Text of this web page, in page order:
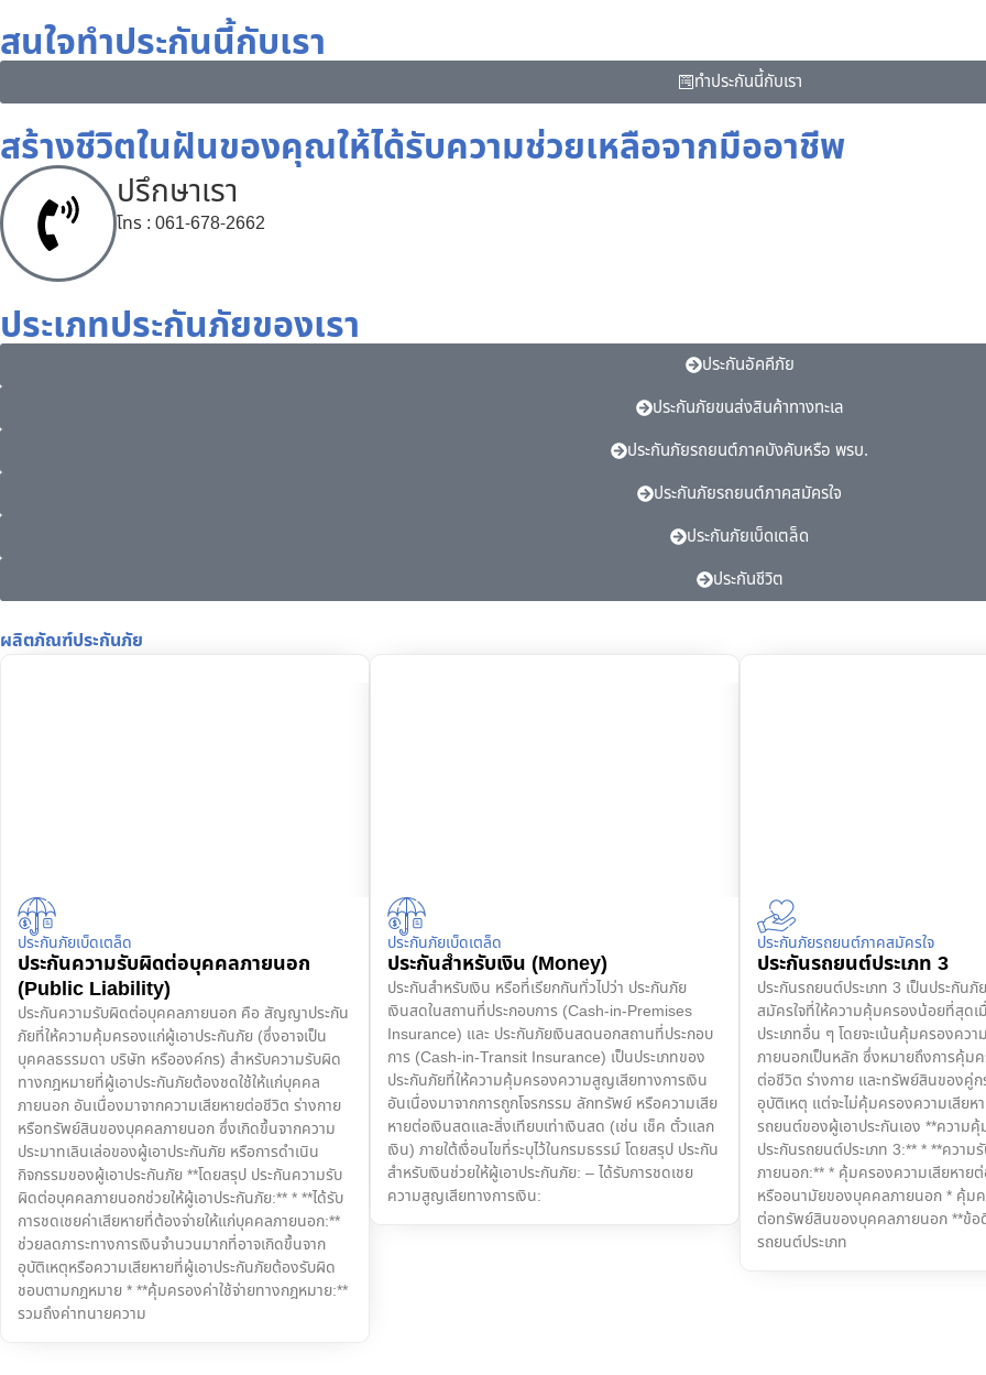
สนใจทําประกันนี้กับเรา
ทําประกันนี้กับเรา
สร้างชีวิตในฝันของคุณให้ได้รับความช่วยเหลือจากมืออาชีพ
ปรึกษาเรา
โทร : 061-678-2662
ประเภทประกันภัยของเรา
ประกันอัคคีภัย
ประกันภัยขนส่งสินค้าทางทะเล
ประกันภัยรถยนต์ภาคบังคับหรือ พรบ.
ประกันภัยรถยนต์ภาคสมัครใจ
ประกันภัยเบ็ดเตล็ด
ประกันชีวิต
ผลิตภัณฑ์ประกันภัย
ประกันภัยเบ็ดเตล็ด
ประกันความรับผิดต่อบุคคลภายนอก
(Public Liability)
ประกันความรับผิดต่อบุคคลภายนอก คือ สัญญาประกัน
ภัยที่ให้ความคุ้มครองแก่ผู้เอาประกันภัย (ซึ่งอาจเป็น
บุคคลธรรมดา บริษัท หรือองค์กร) สำหรับความรับผิด
ทางกฎหมายที่ผู้เอาประกันภัยต้องชดใช้ให้แก่บุคคล
ภายนอก อันเนื่องมาจากความเสียหายต่อชีวิต ร่างกาย
หรือทรัพย์สินของบุคคลภายนอก ซึ่งเกิดขึ้นจากความ
ประมาทเลินเล่อของผู้เอาประกันภัย หรือการดำเนิน
กิจกรรมของผู้เอาประกันภัย **โดยสรุป ประกันความรับ
ผิดต่อบุคคลภายนอกช่วยให้ผู้เอาประกันภัย:** * **ได้รับ
การชดเชยค่าเสียหายที่ต้องจ่ายให้แก่บุคคลภายนอก:**
ช่วยลดภาระทางการเงินจำนวนมากที่อาจเกิดขึ้นจาก
อุบัติเหตุหรือความเสียหายที่ผู้เอาประกันภัยต้องรับผิด
ชอบตามกฎหมาย * **คุ้มครองค่าใช้จ่ายทางกฎหมาย:**
รวมถึงค่าทนายความ
ประกันภัยเบ็ดเตล็ด
ประกันสำหรับเงิน (Money)
ประกันสำหรับเงิน หรือที่เรียกกันทั่วไปว่า ประกันภัย
เงินสดในสถานที่ประกอบการ (Cash-in-Premises
Insurance) และ ประกันภัยเงินสดนอกสถานที่ประกอบ
การ (Cash-in-Transit Insurance) เป็นประเภทของ
ประกันภัยที่ให้ความคุ้มครองความสูญเสียทางการเงิน
อันเนื่องมาจากการถูกโจรกรรม ลักทรัพย์ หรือความเสีย
หายต่อเงินสดและสิ่งเทียบเท่าเงินสด (เช่น เช็ค ตั๋วแลก
เงิน) ภายใต้เงื่อนไขที่ระบุไว้ในกรมธรรม์ โดยสรุป ประกัน
สำหรับเงินช่วยให้ผู้เอาประกันภัย: – ได้รับการชดเชย
ความสูญเสียทางการเงิน:
ประกันภัยรถยนต์ภาคสมัครใจ
ประกันรถยนต์ประเภท 3
ประกันรถยนต์ประเภท 3 เป็นประกัน
สมัครใจที่ให้ความคุ้มครองน้อยที่สุดเ
ประเภทอื่น ๆ โดยจะเน้นคุ้มครองคว
ภายนอกเป็นหลัก ซึ่งหมายถึงการคุ้ม
ต่อชีวิต ร่างกาย และทรัพย์สินของคู่
อุบัติเหตุ แต่จะไม่คุ้มครองความเสียห
รถยนต์ของผู้เอาประกันเอง **ความ
ประกันรถยนต์ประเภท 3:** * **ควา
ภายนอก:** * คุ้มครองความเสียหาย
หรืออนามัยของบุคคลภายนอก * คุ้มค
ต่อทรัพย์สินของบุคคลภายนอก **ข้อ
รถยนต์ประเภท